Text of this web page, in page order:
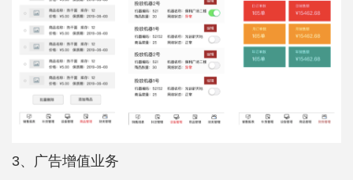
3、广告增值业务